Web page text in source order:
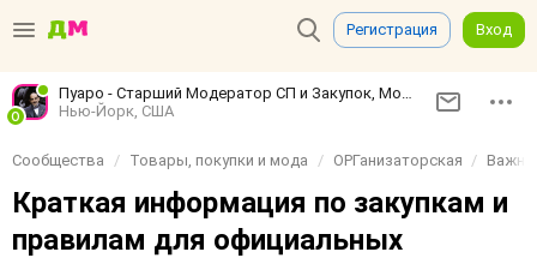
Регистрация Вход
Пуаро - Старший Модератор СП и Закупок, Модератор по конфликтным ситуациям
Нью-Йорк, США
Сообщества Товары, покупки и мода ОРГанизаторская
Краткая информация по закупкам и
правилам для официальных